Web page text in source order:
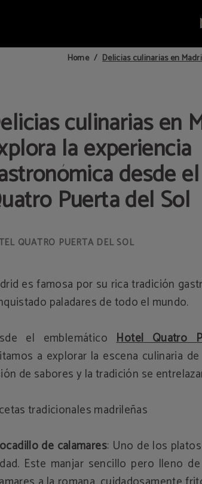
Quatro Puerta Del Sol del Hotel Quatro Puerta del Sol
Home Delicias culinarias en
culinarias en
la experiencia
desde
Puerta del Sol
es famosa por su rica tradición
paladares de todo el mundo.
el emblemáticoHotel Quatro
a explorar la escena culinaria
de sabores y la tradición se
tradicionales madrileñas
de calamares: Uno de los
Este manjar sencillo pero lleno